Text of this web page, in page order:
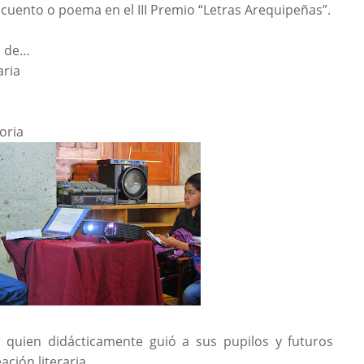
o poema en el III Premio “Letras Arequipeñas”.
de…
didácticamente guió a sus pupilos y futuros